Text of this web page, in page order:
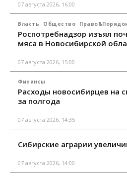
07 августа 2026, 16:00
Власть Общество
Роспотребнадзор изъял
мяса в Новосибирской
07 августа 2026, 15:00
Финансы
Расходы новосибирцев на
за полгода
07 августа 2026, 14:35
Сибирские аграрии
07 августа 2026, 14:00